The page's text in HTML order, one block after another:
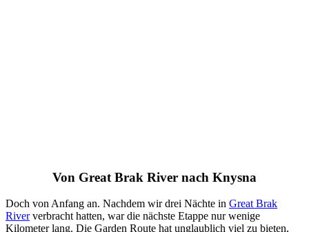
Von Great Brak River nach Knysna
Doch von Anfang an. Nachdem wir drei Nächte in Great Brak
Riververbracht hatten, war die nächste Etappe nur wenige
Kilometer lang. Die Garden Route hat unglaublich viel zu bieten,